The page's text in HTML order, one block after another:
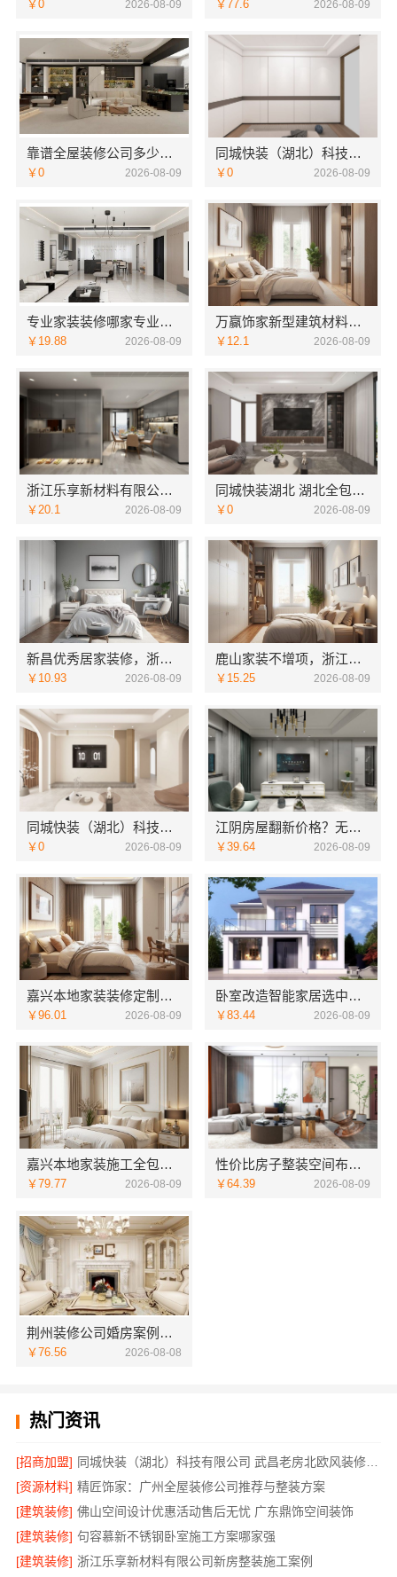
￥0 2026-08-09 ￥77.6 2026-08-09
靠谱全屋装修公司多少钱：南通宏域全宅装饰建材有限公司
￥0 2026-08-09
同城快装（湖北）科技有限公司精装房翻新设计零增项
￥0 2026-08-09
专业家装装修哪家专业？佛山市雅居美家建筑装饰工程有限公司实力作答
￥19.88 2026-08-09
万赢饰家新型建筑材料有限公司｜海南同城家装免费勘测
￥12.1 2026-08-09
浙江乐享新材料有限公司：浙江本地定制设计
￥20.1 2026-08-09
同城快装湖北 湖北全包一站式装修日式原木风快速
￥0 2026-08-09
新昌优秀居家装修，浙江宜美嘉装饰工程有限公司匠心打造品质家
￥10.93 2026-08-09
鹿山家装不增项，浙江宜美嘉装饰工程有限公司让装修透明无忧
￥15.25 2026-08-09
同城快装（湖北）科技有限公司武昌拎包入住改造智能家装省心
￥0 2026-08-09
江阴房屋翻新价格？无锡亿莱居装饰工程材料有限公司品质保障
￥39.64 2026-08-09
嘉兴本地家装装修定制服务性价比高，嘉兴美派建材科技有限公司
￥96.01 2026-08-09
卧室改造智能家居选中蓝建投（北京）建设有限公司武功分公司
￥83.44 2026-08-09
嘉兴本地家装施工全包透明报价，嘉兴美派建材科技有限公司闭口合同
￥79.77 2026-08-09
性价比房子整装空间布局上门服务浙江乐享
￥64.39 2026-08-09
荆州装修公司婚房案例湖北百年米莱空间美学装饰材料有限公司
￥76.56 2026-08-08
热门资讯
[招商加盟]
同城快装（湖北）科技有限公司 武昌老房北欧风装修靠谱
[资源材料] 精匠饰家：广州全屋装修公司推荐与整装方案
[建筑装修] 佛山空间设计优惠活动售后无忧 广东鼎饰空间装饰
[建筑装修] 句容慕新不锈钢卧室施工方案哪家强
[建筑装修] 浙江乐享新材料有限公司新房整装施工案例